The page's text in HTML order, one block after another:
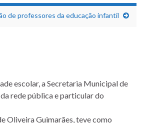
de professores da educação infantil
escolar, a Secretaria Municipal de
rede pública e particular do
Oliveira Guimarães, teve como